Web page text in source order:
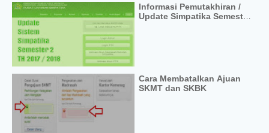
Informasi Pemutakhiran /
Update Simpatika Semester
Cara Membatalkan Ajuan
SKMT dan SKBK